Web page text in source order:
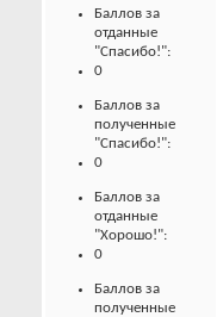
Баллов за
отданные
"Спасибо!":
0
Баллов за
полученные
"Спасибо!":
0
Баллов за
отданные
"Хорошо!":
0
Баллов за
полученные